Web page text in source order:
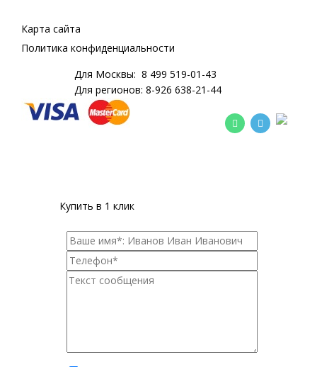
Карта сайта
Политика конфиденциальности
Для Москвы: 8 499 519-01-43
Для регионов: 8-926 638-21-44
Купить в 1 клик